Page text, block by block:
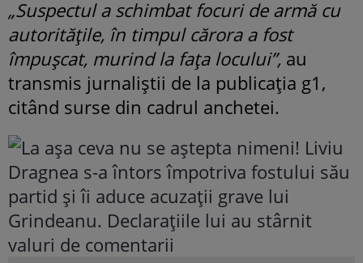
„Suspectul a schimbat focuri de armă cu
autoritățile, în timpul cărora a fost
împușcat, murind la fața locului”, au
transmis jurnaliștii de la publicația g1,
citând surse din cadrul anchetei.